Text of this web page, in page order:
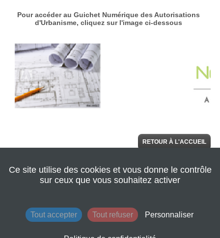
RETOUR À L'ACCUEIL
© 2022 Seine
Mentions légales|
Conditions
AIDE
Ce site utilise des cookies et vous donne le contrôle
sur ceux que vous souhaitez activer
Tout accepter Tout refuser Personnaliser